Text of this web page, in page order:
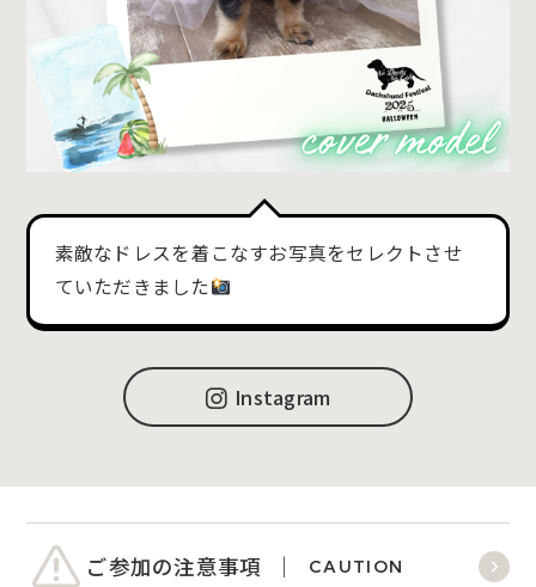
素敵なドレスを着こなすお写真をセレクトさせ
ていただきました
Instagram
ご参加の注意事項 CAUTION